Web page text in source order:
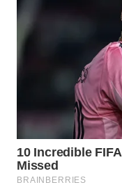
DEPOK
SAMOSIR
WN